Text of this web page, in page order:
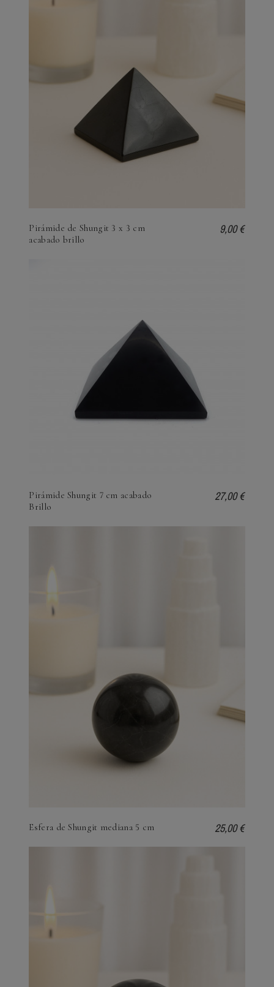
Pirámide de Shungit 3 x 3 cm
acabado brillo
9,00 €
Pirámide Shungit 7 cm acabado
Brillo
27,00 €
Esfera de Shungit mediana 5 cm 25,00 €